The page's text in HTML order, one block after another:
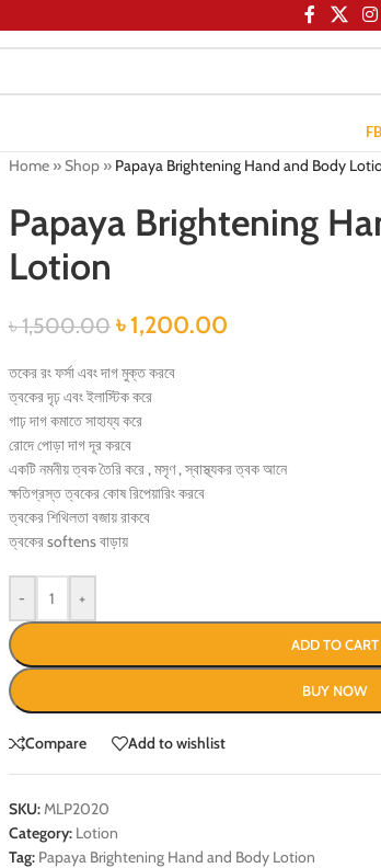
Home»Shop» Papaya Brightening Hand and Body
Papaya Brightening
Lotion
৳1,500.00 ৳1,200.00
তকের রং ফর্সা এবং দাগ মুক্ত করবে
ত্বকের দৃঢ় এবং ইলাস্টিক করে
গাঢ় দাগ কমাতে সাহায্য করে
রোদে পোড়া দাগ দূর করবে
একটি নমনীয় ত্বক তৈরি করে , মসৃণ , স্বাস্থ্যকর ত্বক আনে
ক্ষতিগ্রস্ত ত্বকের কোষ রিপেয়ারিং করবে
ত্বকের শিথিলতা বজায় রাকবে
ত্বকের softens বাড়ায়
- +
ADD TO CART
BUY NOW
Compare Add to wishlist
SKU: MLP2020
Category: Lotion
Tag: Papaya Brightening Hand and Body Lotion